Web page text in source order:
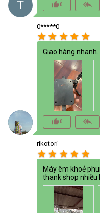
T thumb_up_alt0 reply_all
0*****0
star star star star star
Giao hàng
thumb_up_alt0 reply_all
rikotori
star star star star star
Máy êm khoẻ
thank shop nhiều